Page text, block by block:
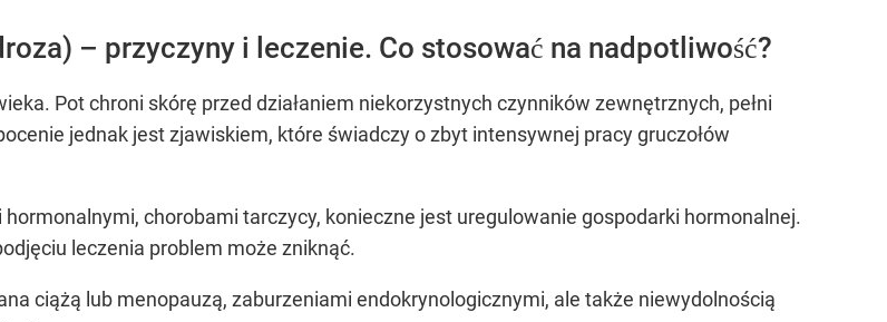
– przyczyny i leczenie. Co stosować na nadpotliwość?
Pot chroni skórę przed działaniem niekorzystnych czynników zewnętrznych, pełni
jednak jest zjawiskiem, które świadczy o zbyt intensywnej pracy gruczołów
chorobami tarczycy, konieczne jest uregulowanie gospodarki hormonalnej.
leczenia problem może zniknąć.
ciążą lub menopauzą, zaburzeniami endokrynologicznymi, ale także niewydolnością